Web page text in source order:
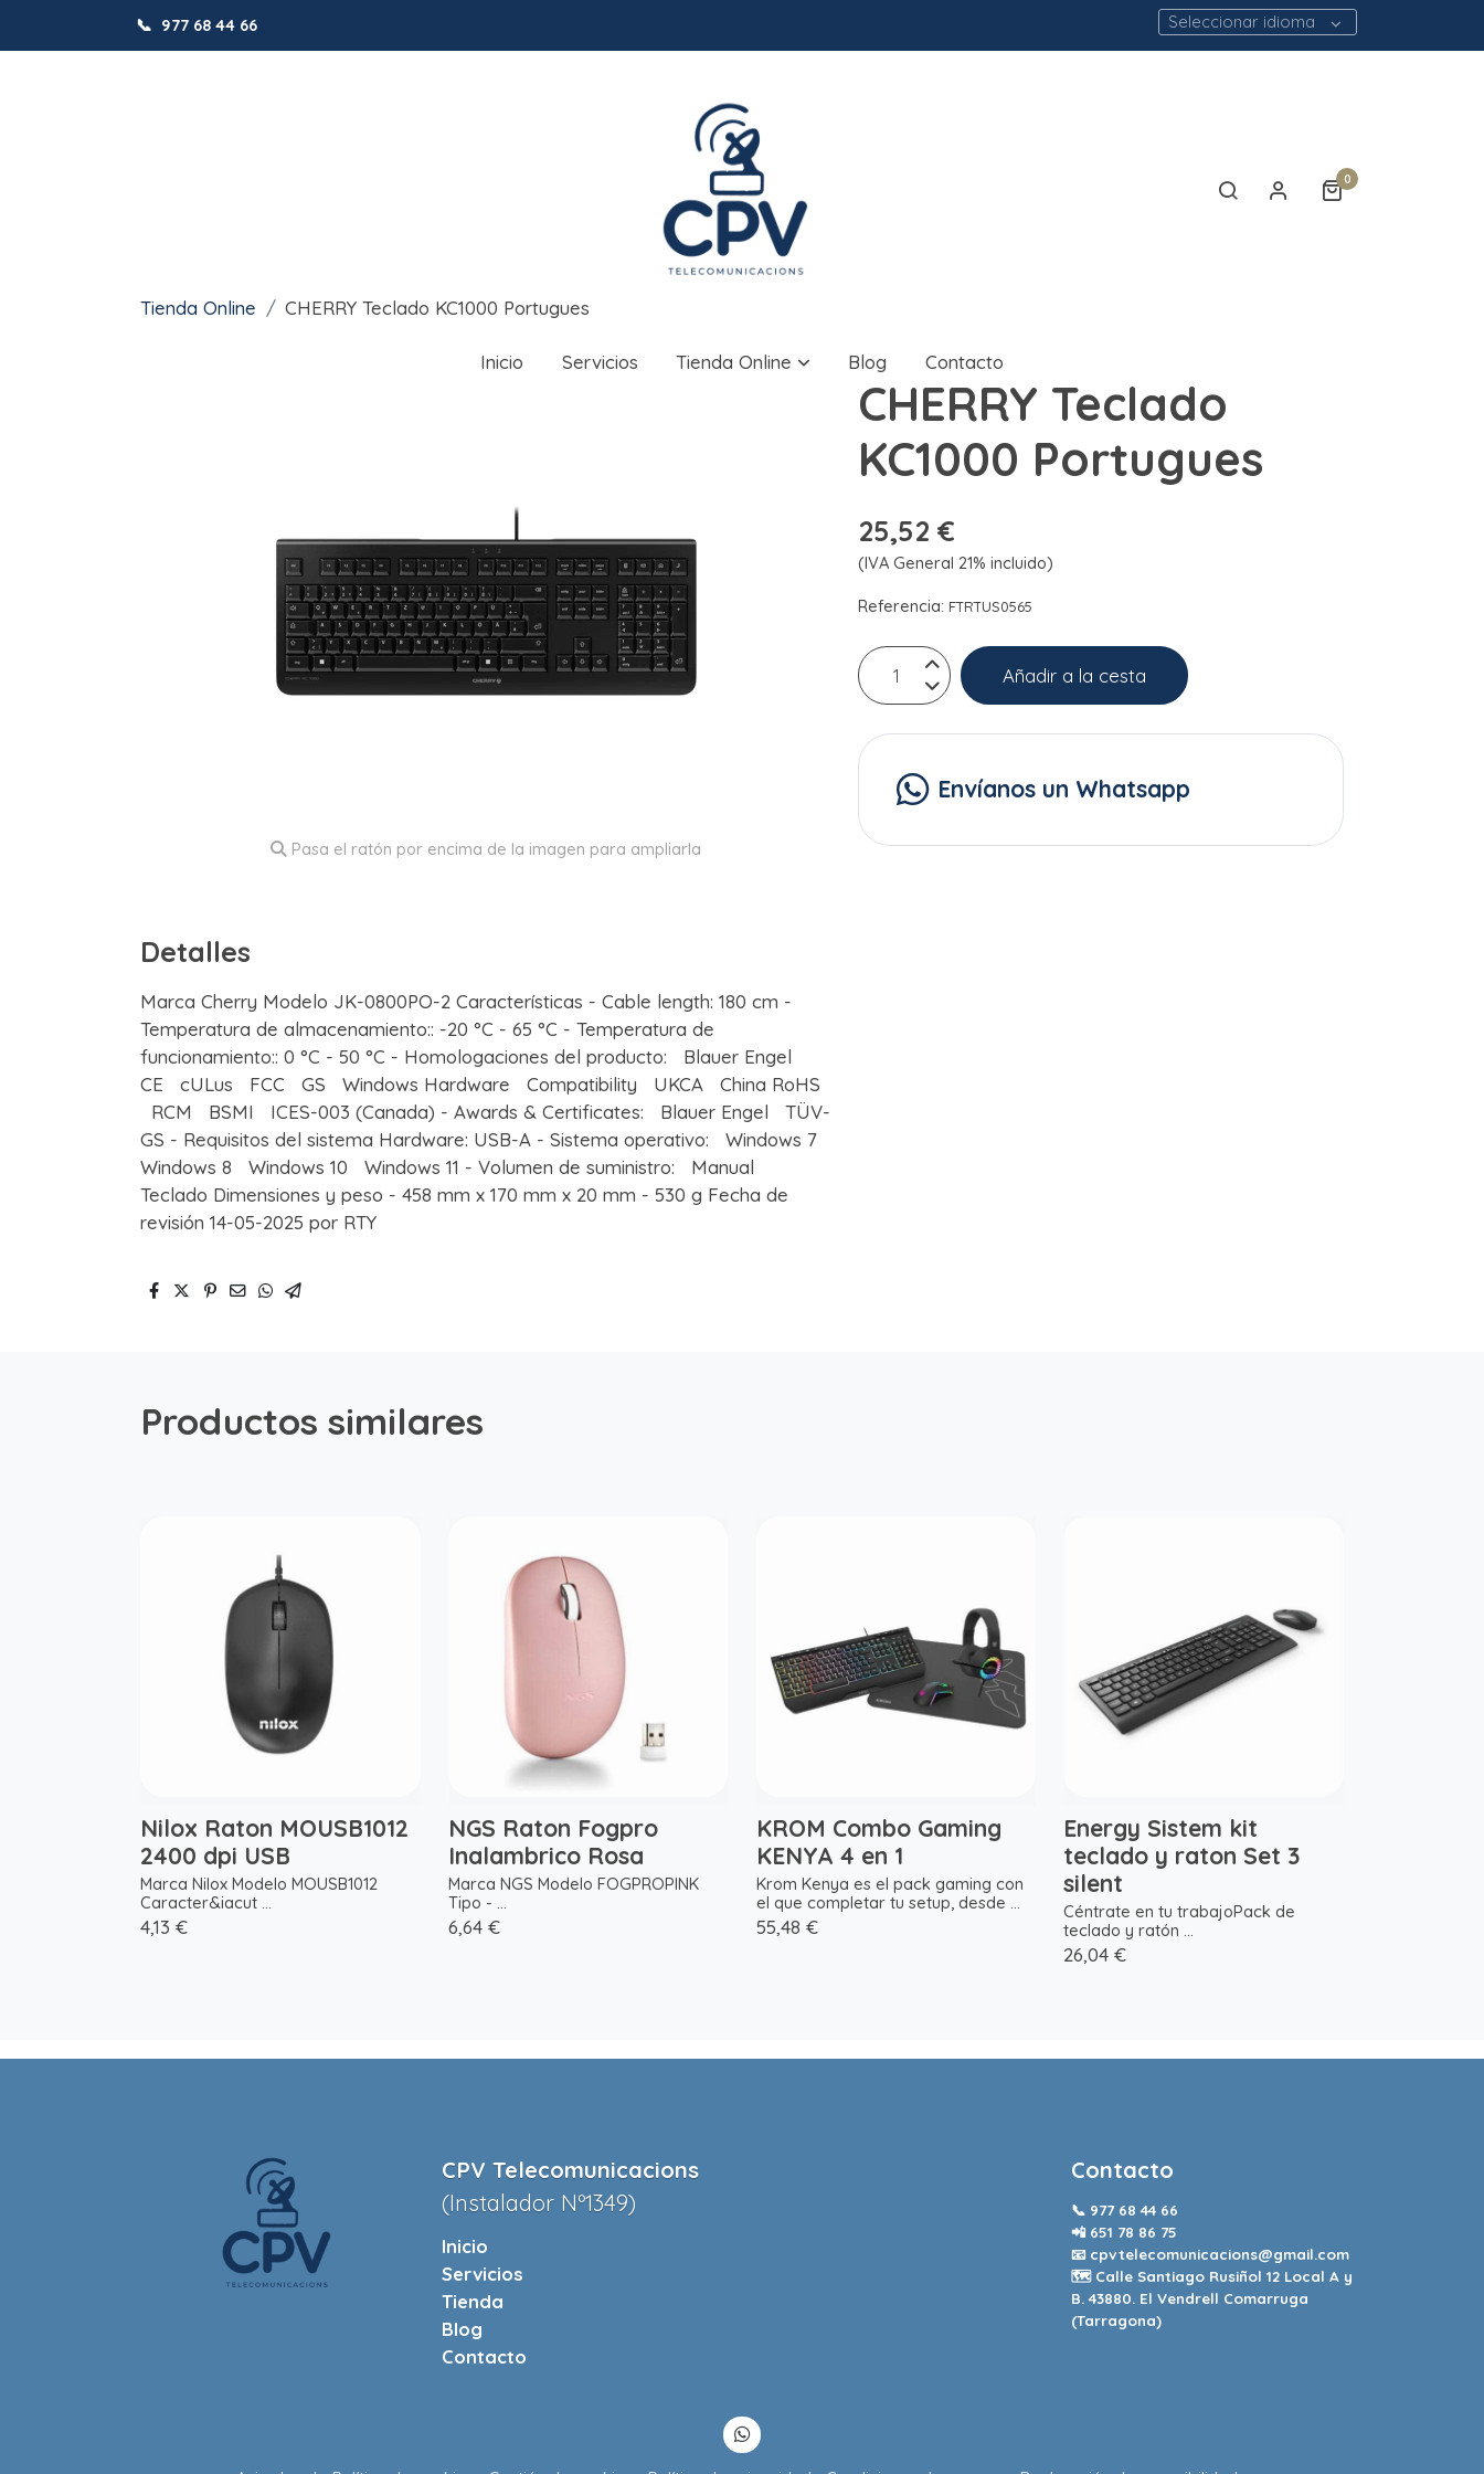
📞 977 68 44 66 Seleccionar idioma
0
Inicio Servicios Tienda Online Blog Contacto
Tienda Online CHERRY Teclado KC1000 Portugues
Pasa el ratón por encima de la imagen para ampliarla
Detalles
Marca Cherry Modelo JK-0800PO-2 Características - Cable length: 180 cm -
Temperatura de almacenamiento:: -20 °C - 65 °C - Temperatura de
funcionamiento:: 0 °C - 50 °C - Homologaciones del producto: Blauer Engel
CE cULus FCC GS Windows Hardware Compatibility UKCA China RoHS
RCM BSMI ICES-003 (Canada) - Awards & Certificates: Blauer Engel TÜV-
GS - Requisitos del sistema Hardware: USB-A - Sistema operativo: Windows 7
Windows 8 Windows 10 Windows 11 - Volumen de suministro: Manual
Teclado Dimensiones y peso - 458 mm x 170 mm x 20 mm - 530 g Fecha de
revisión 14-05-2025 por RTY
CHERRY Teclado
KC1000 Portugues
25,52 €
(IVA General 21% incluido)
Referencia: FTRTUS0565
Añadir a la cesta
Envíanos un Whatsapp
Productos similares
Nilox Raton MOUSB1012
2400 dpi USB
Marca Nilox Modelo MOUSB1012
Caracter&iacut ...
4,13 €
NGS Raton Fogpro
Inalambrico Rosa
Marca NGS Modelo FOGPROPINK
Tipo - ...
6,64 €
KROM Combo Gaming
KENYA 4 en 1
Krom Kenya es el pack gaming con
el que completar tu setup, desde ...
55,48 €
Energy Sistem kit
teclado y raton Set 3
silent
Céntrate en tu trabajoPack de
teclado y ratón ...
26,04 €
CPV Telecomunicacions
(Instalador Nº1349)
Inicio
Servicios
Tienda
Blog
Contacto
Contacto
📞 977 68 44 66
📲 651 78 86 75
📧 cpvtelecomunicacions@gmail.com
🗺️ Calle Santiago Rusiñol 12 Local A y
B. 43880. El Vendrell Comarruga
(Tarragona)